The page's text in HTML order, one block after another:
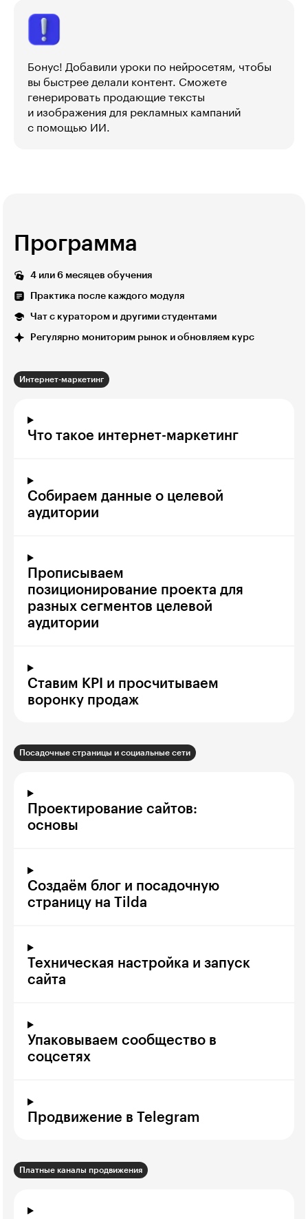
Бонус! Добавили уроки по нейросетям, чтобы
вы быстрее делали контент. Сможете
генерировать продающие тексты
и изображения для рекламных кампаний
с помощью ИИ.
Программа
4 или 6 месяцев обучения
Практика после каждого модуля
Чат с куратором и другими студентами
Регулярно мониторим рынок и обновляем курс
Интернет-маркетинг
Что такое интернет-маркетинг
Собираем данные о целевой
аудитории
Прописываем
позиционирование проекта для
разных сегментов целевой
аудитории
Ставим KPI и просчитываем
воронку продаж
Посадочные страницы и социальные сети
Проектирование сайтов:
основы
Создаём блог и посадочную
страницу на Tilda
Техническая настройка и запуск
сайта
Упаковываем сообщество в
соцсетях
Продвижение в Telegram
Платные каналы продвижения